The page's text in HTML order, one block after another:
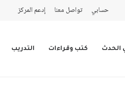
حسابي تواصل معنا إدعم المركز
الحدث كتب وقراءات التدريب